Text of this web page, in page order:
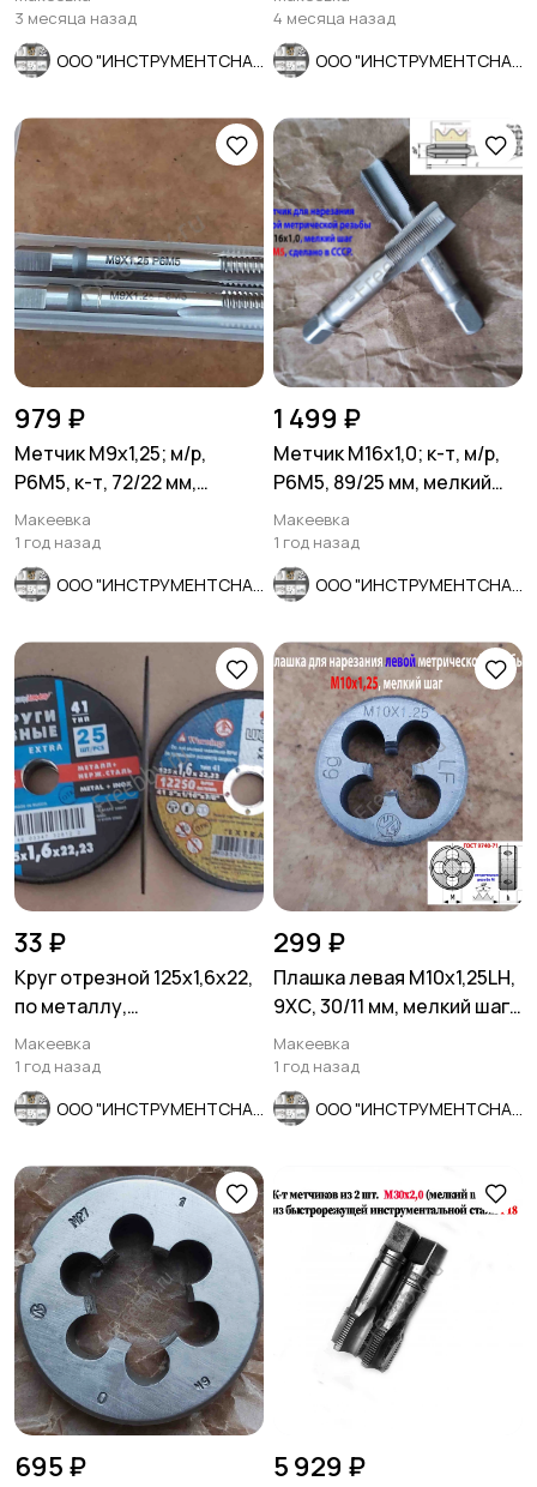
ГОСТ 2682-86.
3 месяца назад
4 месяца назад
979 ₽
Метчик М9х1,25; м/р,
Р6М5, к-т, 72/22 мм,
основной шаг, ГОСТ 3266-
81.
Макеевка
1 год назад
1 499 ₽
Метчик М16х1,0; к-т, м/р,
Р6М5, 89/25 мм, мелкий
шаг, шлиф, СССР.
Макеевка
1 год назад
33 ₽
Круг отрезной 125х1,6х22,
по металлу,
армированный, Луга.
Макеевка
1 год назад
299 ₽
Плашка левая М10х1,25LH,
9ХС, 30/11 мм, мелкий шаг,
ГОСТ 9740-71
Макеевка
1 год назад
695 ₽ 5 929 ₽